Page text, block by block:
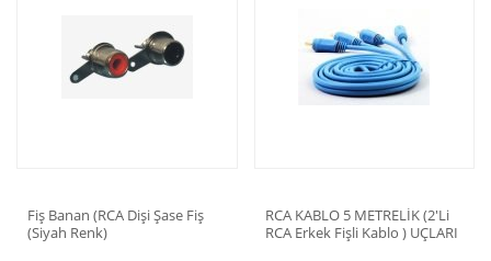
Fiş Banan (RCA Dişi Şase Fiş
(Siyah Renk)
RCA KABLO 5 METRELİK (2'Li
RCA Erkek Fişli Kablo ) UÇLARI